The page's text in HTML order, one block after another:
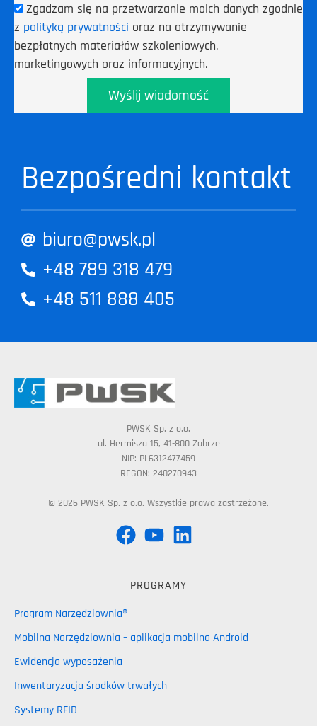
Zgadzam się na przetwarzanie moich danych zgodnie
z polityką prywatności oraz na otrzymywanie
bezpłatnych materiałów szkoleniowych,
marketingowych oraz informacyjnych.
Wyślij wiadomość
Bezpośredni kontakt
biuro@pwsk.pl
+48 789 318 479
+48 511 888 405
PWSK Sp. z o.o.
ul. Hermisza 15, 41-800 Zabrze
NIP: PL6312477459
REGON: 240270943
© 2026 PWSK Sp. z o.o. Wszystkie prawa zastrzeżone.
PROGRAMY
Program Narzędziownia®
Mobilna Narzędziownia – aplikacja mobilna Android
Ewidencja wyposażenia
Inwentaryzacja środków trwałych
Systemy RFID